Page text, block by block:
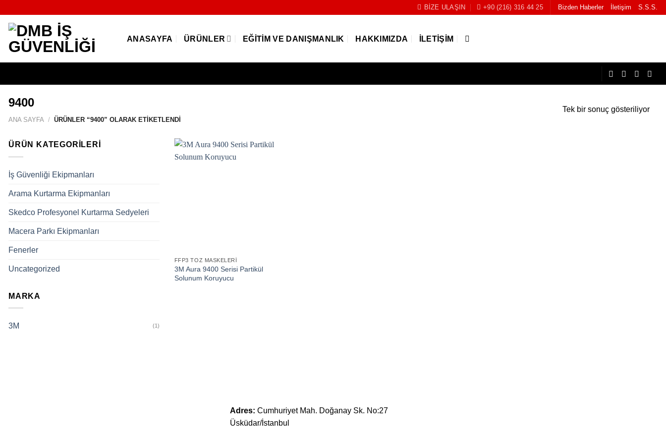
BIZE ULAŞIN +90 (216) 316 44 25 Bizden Haberler İletişim S.S.S.
ANASAYFA ÜRÜNLER EĞITIM VE DANIŞMANLIK HAKKIMIZDA İLETIŞIM
9400
ANA SAYFA / ÜRÜNLER “9400” OLARAK ETIKETLENDI
Tek bir sonuç gösteriliyor
ÜRÜN KATEGORILERI
İş Güvenliği Ekipmanları
Arama Kurtarma Ekipmanları
Skedco Profesyonel Kurtarma Sedyeleri
Macera Parkı Ekipmanları
Fenerler
Uncategorized
MARKA
3M (1)
FFP3 TOZ MASKELERI
3M Aura 9400 Serisi Partikül
Solunum Koruyucu
Adres: Cumhuriyet Mah. Doğanay Sk. No:27
Üsküdar/İstanbul